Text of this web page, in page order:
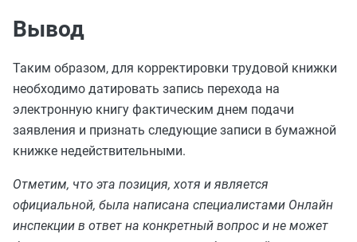
Вывод
Таким образом, для корректировки трудовой книжки
необходимо датировать запись перехода на
электронную книгу фактическим днем подачи
заявления и признать следующие записи в бумажной
книжке недействительными.
Отметим, что эта позиция, хотя и является
официальной, была написана специалистами Онлайн
инспекции в ответ на конкретный вопрос и не может